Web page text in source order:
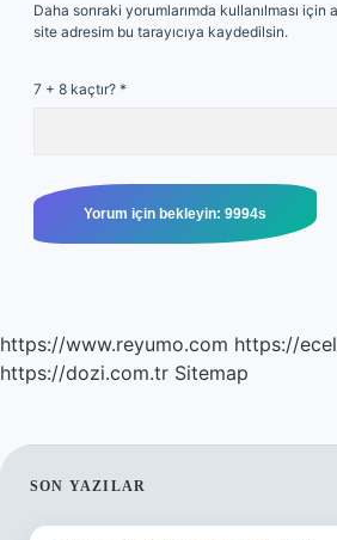
Daha sonraki yorumlarımda kullanılması için
site adresim bu tarayıcıya kaydedilsin.
7 + 8 kaçtır? *
https://www.reyumo.com https://
https://dozi.com.tr Sitemap
SIDEBAR
SON YAZILAR